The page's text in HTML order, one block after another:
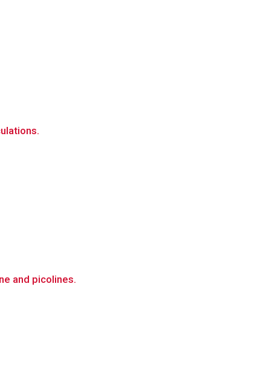
and picolines.